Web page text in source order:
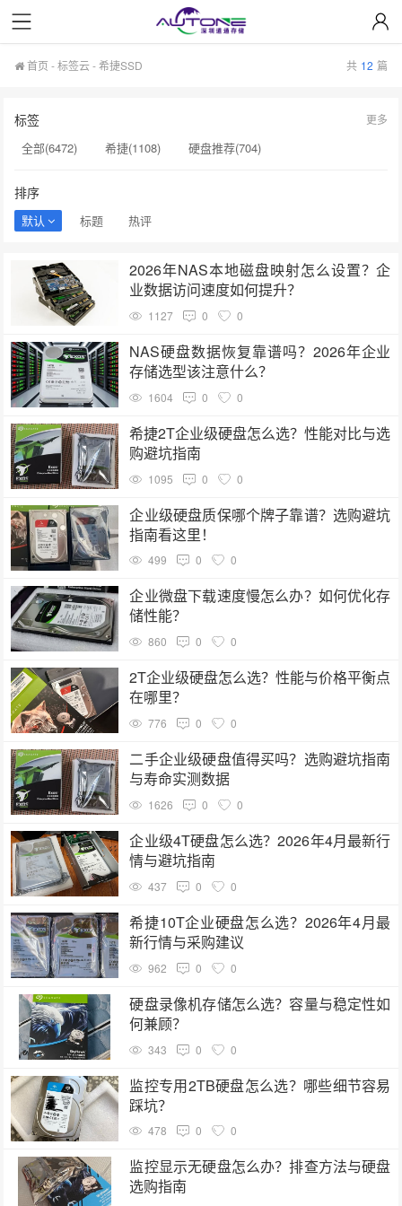
首页 -标签云- 希捷SSD 共 12 篇
标签
全部(6472) 希捷(1108)
硬盘推荐(704)
NAS硬盘(593)
希捷硬盘(553)
显卡A100(176)
希捷序列号(176)
硬盘质保(176)
小容量存储(175)
H20显卡(174)
H20(173)
NAS专用硬盘(173)
nas硬盘(172)
H200服务器(169)
GPU服务器(167)
更多
排序
默认 标题 热评
2026年NAS本地磁盘映射怎么设置？企
业数据访问速度如何提升？
1127 0 0
NAS硬盘数据恢复靠谱吗？2026年企业
存储选型该注意什么？
1604 0 0
希捷2T企业级硬盘怎么选？性能对比与选
购避坑指南
1095 0 0
企业级硬盘质保哪个牌子靠谱？选购避坑
指南看这里！
499 0 0
企业微盘下载速度慢怎么办？如何优化存
储性能？
860 0 0
2T企业级硬盘怎么选？性能与价格平衡点
在哪里？
776 0 0
二手企业级硬盘值得买吗？选购避坑指南
与寿命实测数据
1626 0 0
企业级4T硬盘怎么选？2026年4月最新行
情与避坑指南
437 0 0
希捷10T企业硬盘怎么选？2026年4月最
新行情与采购建议
962 0 0
硬盘录像机存储怎么选？容量与稳定性如
何兼顾？
343 0 0
监控专用2TB硬盘怎么选？哪些细节容易
踩坑？
478 0 0
监控显示无硬盘怎么办？排查方法与硬盘
选购指南